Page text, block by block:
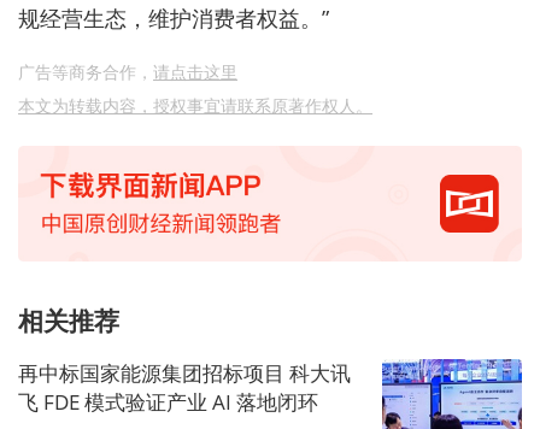
规经营生态，维护消费者权益。”
广告等商务合作， 请点击这里
本文为转载内容，授权事宜请联系原著作权人。
相关推荐
再中标国家能源集团招标项目 科大讯
飞 FDE 模式验证产业 AI 落地闭环